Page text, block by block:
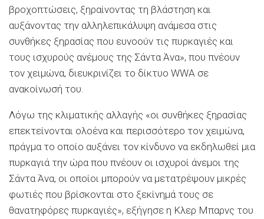
βροχοπτώσεις, ξηραίνοντας τη βλάστηση και
αυξάνοντας την αλληλεπικάλυψη ανάμεσα στις
συνθήκες ξηρασίας που ευνοούν τις πυρκαγιές και
τους ισχυρούς ανέμους της Σάντα Άνα», που πνέουν
τον χειμώνα, διευκρινίζει το δίκτυο WWA σε
ανακοίνωσή του.
Λόγω της κλιματικής αλλαγής «οι συνθήκες ξηρασίας
επεκτείνονται ολοένα και περισσότερο τον χειμώνα,
πράγμα το οποίο αυξάνει τον κίνδυνο να εκδηλωθεί μια
πυρκαγιά την ώρα που πνέουν οι ισχυροί άνεμοι της
Σάντα Άνα, οι οποίοι μπορούν να μετατρέψουν μικρές
φωτιές που βρίσκονται στο ξεκίνημά τους σε
θανατηφόρες πυρκαγιές», εξήγησε η Κλερ Μπαρνς του